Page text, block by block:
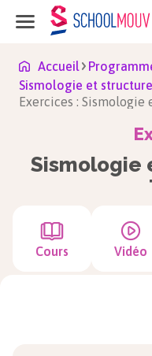
Accueil
Sismologie et
Exercices :
Sismologie
Cours Vidéo